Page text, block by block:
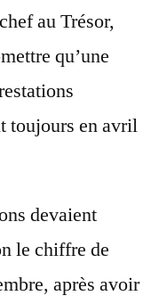
au Trésor,
qu’une
toujours en avril
devaient
le chiffre de
après avoir